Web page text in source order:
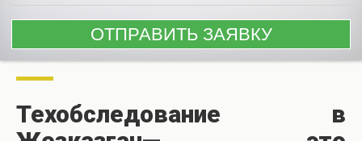
Техобследование в